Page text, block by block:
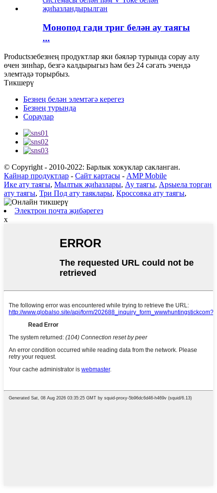
Монопод гади триг белән ау таягы
...
Productsзебезнең продуктлар яки бәяләр турында сорау алу
өчен зинһар, безгә калдырыгыз һәм без 24 сәгать эчендә
элемтәдә торырбыз.
Тикшерү
Безнең белән элемтәгә керегез
Безнең турында
Сораулар
© Copyright - 2010-2022: Барлык хокуклар сакланган.
Кайнар продуктлар - Сайт картасы - AMP Mobile
Ике ату таягы, Мылтык җиһазлары, Ау таягы, Apsыела торган
ату таягы, Три Под ату таяклары, Кроссовка ату таягы,
Электрон почта җибәрегез
x